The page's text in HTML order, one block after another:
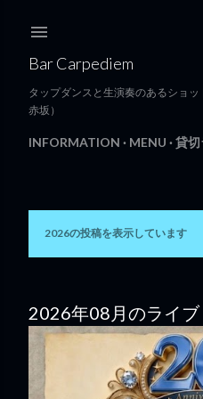
スキップしてメイ
Bar Carpediem
タップダンスと生演奏のあるショ
赤坂）
INFORMATION MENU 貸
2026の投稿を表示しています
2026年08月のライブ